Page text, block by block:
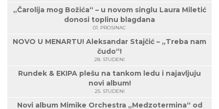
„Čarolija mog Božića“ – u novom singlu Laura Miletić
donosi toplinu blagdana
01. PROSINAC
NOVO U MENARTU! Aleksandar Stajčić – „Treba nam
čudo“!
28. STUDENI
Rundek & EKIPA plešu na tankom ledu i najavljuju
novi album!
25. STUDENI
Novi album Mimike Orchestra „Medzotermina“ od